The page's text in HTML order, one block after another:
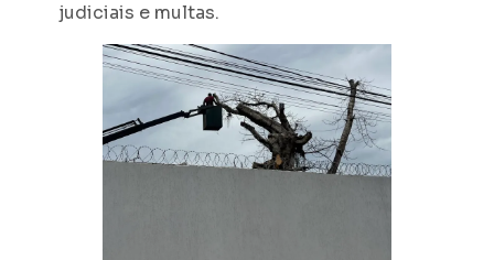
judiciais e multas.